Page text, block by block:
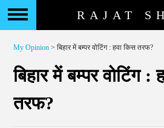
RAJAT
My Opinion > बिहार में बम्पर वोटिंग : हवा किस तरफ?
बिहार में बम्पर वोटिंग :
तरफ?